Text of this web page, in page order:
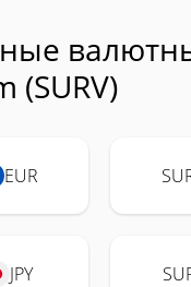
(SURV)
EUR
JPY